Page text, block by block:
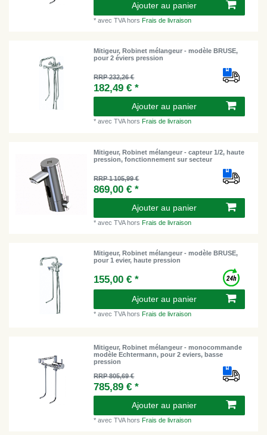
Ajouter au panier
*avec TVAhorsFrais de livraison
Mitigeur, Robinet mélangeur - modèle BRUSE,
pour 2 éviers pression
RRP 232,26 €
182,49 € *
Ajouter au panier
*avec TVAhors Frais de livraison
Mitigeur, Robinet mélangeur - capteur 1/2, haute
pression, fonctionnement sur secteur
RRP 1 105,99 €
869,00 € *
Ajouter au panier
*avec TVAhorsFrais de livraison
Mitigeur, Robinet mélangeur - modèle BRUSE,
pour 1 evier, haute pression
155,00 € *
Ajouter au panier
*avec TVAhorsFrais de livraison
Mitigeur, Robinet mélangeur - monocommande
modèle Echtermann, pour 2 eviers, basse
pression
RRP 805,69 €
785,89 € *
Ajouter au panier
*avec TVAhorsFrais de livraison